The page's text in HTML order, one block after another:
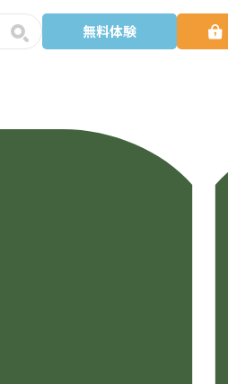
無料体験